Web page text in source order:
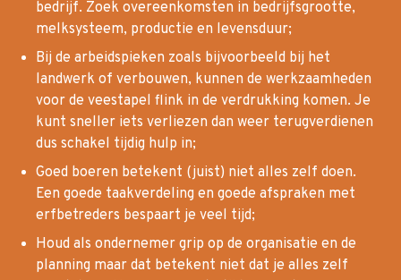
bedrijf. Zoek overeenkomsten in bedrijfsgrootte,
melksysteem, productie en levensduur;
Bij de arbeidspieken zoals bijvoorbeeld bij het
landwerk of verbouwen, kunnen de werkzaamheden
voor de veestapel flink in de verdrukking komen. Je
kunt sneller iets verliezen dan weer terugverdienen
dus schakel tijdig hulp in;
Goed boeren betekent (juist) niet alles zelf doen.
Een goede taakverdeling en goede afspraken met
erfbetreders bespaart je veel tijd;
Houd als ondernemer grip op de organisatie en de
planning maar dat betekent niet dat je alles zelf